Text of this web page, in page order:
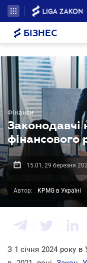
БІЗНЕС
Фінанси
фінансового
15.01, 29 березня
Автор: KPMG в Україні
З 1 січня 2024 року